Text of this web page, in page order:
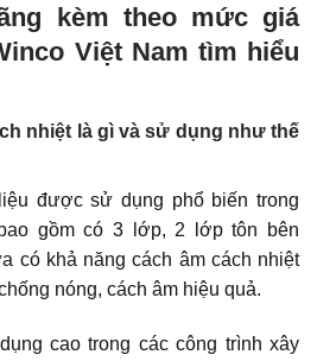
kèm theo mức giá
Việt Nam tìm hiểu
nhiệt là gì và sử dụng như thế
được sử dụng phổ biến trong
gồm có 3 lớp, 2 lớp tôn bên
có khả năng cách âm cách nhiệt
nóng, cách âm hiệu quả.
cao trong các công trình xây